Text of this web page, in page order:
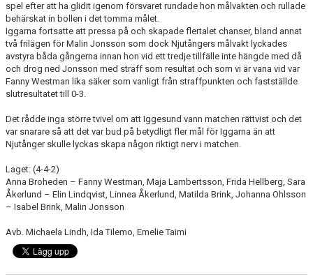
spel efter att ha glidit igenom försvaret rundade hon målvakten och rullade
behärskat in bollen i det tomma målet.
Iggarna fortsatte att pressa på och skapade flertalet chanser, bland annat
två frilägen för Malin Jonsson som dock Njutångers målvakt lyckades
avstyra båda gångerna innan hon vid ett tredje tillfälle inte hängde med då
och drog ned Jonsson med straff som resultat och som vi är vana vid var
Fanny Westman lika säker som vanligt från straffpunkten och fastställde
slutresultatet till 0-3.
Det rådde inga större tvivel om att Iggesund vann matchen rättvist och det
var snarare så att det var bud på betydligt fler mål för Iggarna än att
Njutånger skulle lyckas skapa någon riktigt nerv i matchen.
Laget: (4-4-2)
Anna Broheden – Fanny Westman, Maja Lambertsson, Frida Hellberg, Sara
Åkerlund – Elin Lindqvist, Linnea Åkerlund, Matilda Brink, Johanna Ohlsson
– Isabel Brink, Malin Jonsson
Avb. Michaela Lindh, Ida Tilemo, Emelie Taimi